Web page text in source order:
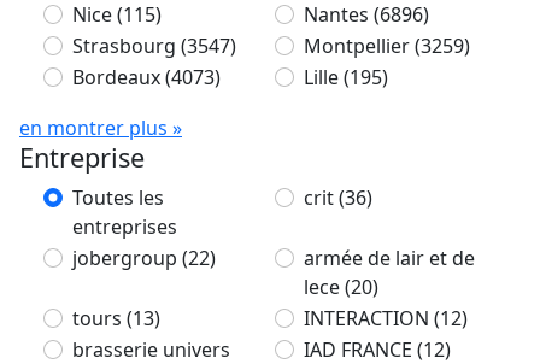
Nice(115) Nantes (6896)
Strasbourg (3547) Montpellier(3259)
Bordeaux(4073) Lille(195)
en montrer plus »
Entreprise
Toutes les
entreprises
crit(36)
jobergroup (22)
armée de lair et de
lece(20)
tours (13) INTERACTION (12)
brasserie univers
IAD FRANCE (12)